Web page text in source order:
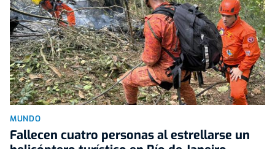
MUNDO
Fallecen cuatro personas al estrellarse un